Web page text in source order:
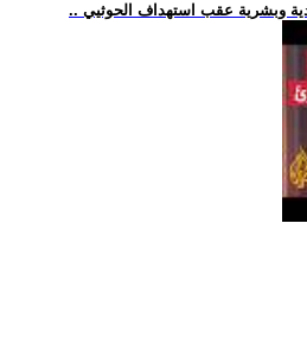
وبشرية عقب استهداف الحوثيي